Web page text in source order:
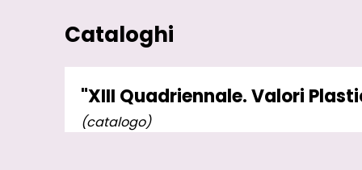
Cataloghi
"XIII Quadriennale. Valori
(catalogo)